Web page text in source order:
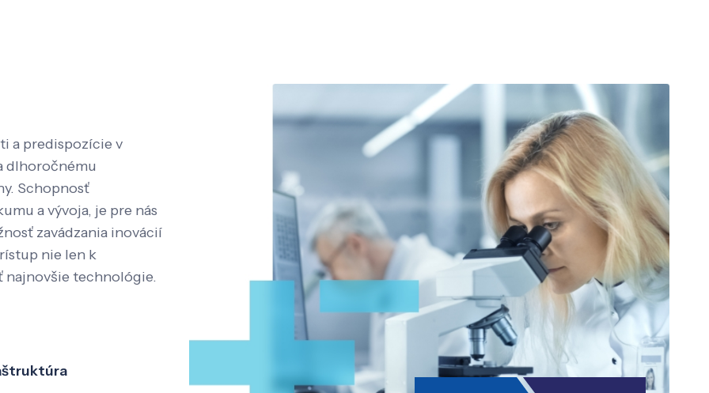
a predispozície v
dlhoročnému
Schopnosť
a vývoja, je pre nás
zavádzania inovácií
nie len k
najnovšie technológie.